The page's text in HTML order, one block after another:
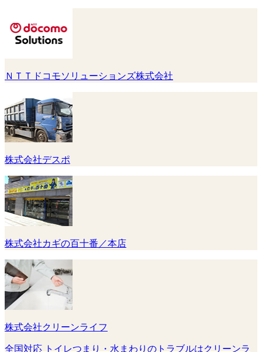
ＮＴＴドコモソリューションズ株式会社
株式会社デスポ
株式会社カギの百十番／本店
株式会社クリーンライフ
全国対応 トイレつまり・水まわりのトラブルはクリーンラ